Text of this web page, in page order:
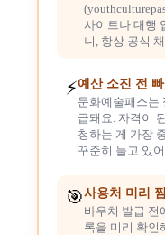
사이트나 대행
니, 항상 공식
⚡예산 소진 전
문화예술패스는
급돼요. 자격이
청하는 게 가장
꾸준히 늘고 있어
🎯사용처 미리
바우처 발급 전
록을 미리 확인